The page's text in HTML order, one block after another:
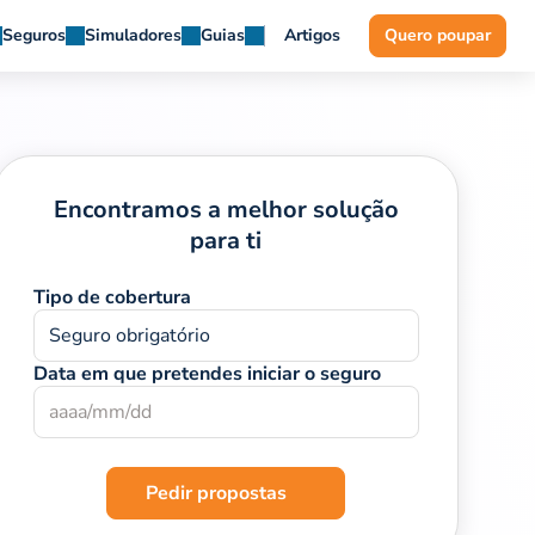
Seguros Simuladores Guias Artigos Quero poupar
Encontramos a melhor solução
para ti
Tipo de cobertura
Seguro obrigatório
Data em que pretendes iniciar o seguro
Pedir propostas